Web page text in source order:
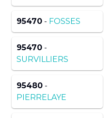
95470 - FOSSES
95470 -
SURVILLIERS
95480 -
PIERRELAYE